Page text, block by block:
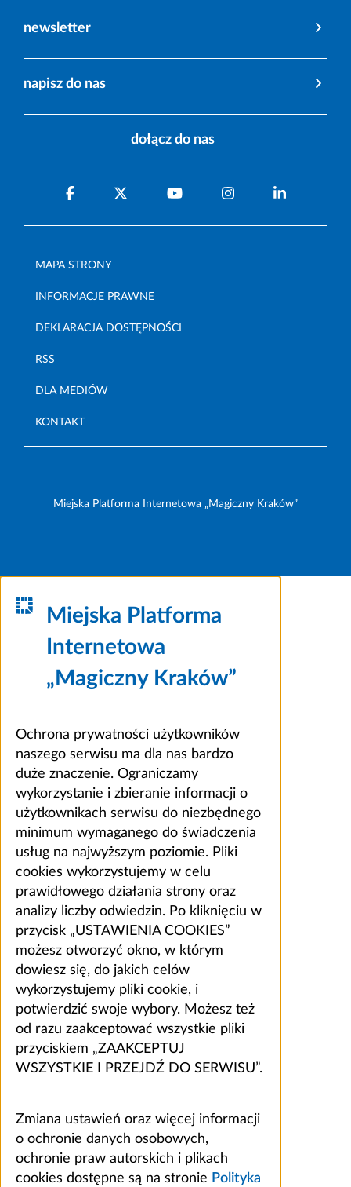
newsletter
napisz do nas
dołącz do nas
MAPA STRONY
INFORMACJE PRAWNE
DEKLARACJA DOSTĘPNOŚCI
RSS
DLA MEDIÓW
KONTAKT
Miejska Platforma Internetowa „Magiczny Kraków”
Miejska Platforma
Internetowa
„Magiczny Kraków”
Ochrona prywatności użytkowników
naszego serwisu ma dla nas bardzo
duże znaczenie. Ograniczamy
wykorzystanie i zbieranie informacji o
użytkownikach serwisu do niezbędnego
minimum wymaganego do świadczenia
usług na najwyższym poziomie. Pliki
cookies wykorzystujemy w celu
prawidłowego działania strony oraz
analizy liczby odwiedzin. Po kliknięciu w
przycisk „USTAWIENIA COOKIES”
możesz otworzyć okno, w którym
dowiesz się, do jakich celów
wykorzystujemy pliki cookie, i
potwierdzić swoje wybory. Możesz też
od razu zaakceptować wszystkie pliki
przyciskiem „ZAAKCEPTUJ
WSZYSTKIE I PRZEJDŹ DO SERWISU”.
Zmiana ustawień oraz więcej informacji
o ochronie danych osobowych,
ochronie praw autorskich i plikach
cookies dostępne są na stronie Polityka